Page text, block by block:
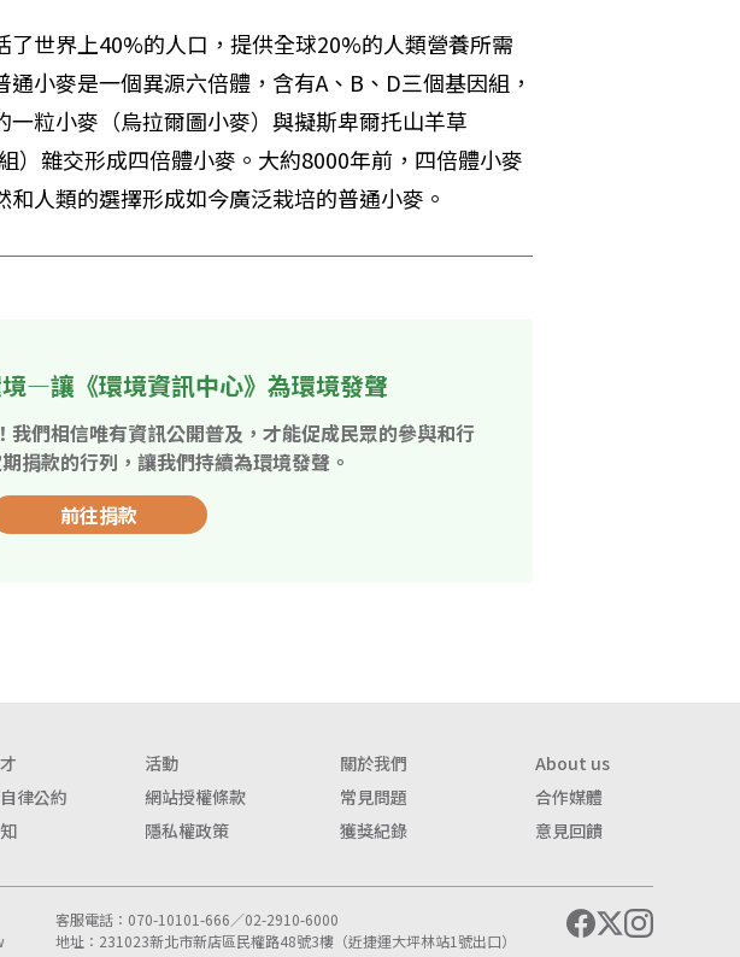
世界上40%的人口，提供全球20%的人類營養所需
小麥是一個異源六倍體，含有A、B、D三個基因組，
粒小麥（烏拉爾圖小麥）與擬斯卑爾托山羊草
）雜交形成四倍體小麥。大約8000年前，四倍體小麥
人類的選擇形成如今廣泛栽培的普通小麥。
—讓《環境資訊中心》為環境發聲
我們相信唯有資訊公開普及，才能促成民眾的參與和行
捐款的行列，讓我們持續為環境發聲。
前往捐款
活動 關於我們
About us
律公約
網站授權條款 常見問題
合作媒體
隱私權政策 獲獎紀錄 意見回饋
客服電話：070-10101-666／02-2910-6000
地址：231023新北市新店區民權路48號3樓（近捷運大坪林站1號出口）